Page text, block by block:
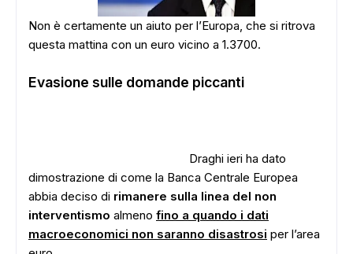
Non è certamente un aiuto per l’Europa, che si ritrova
questa mattina con un euro vicino a 1.3700.
Evasione sulle domande piccanti
Draghi ieri ha dato
dimostrazione di come la Banca Centrale Europea
abbia deciso di rimanere sulla linea del non
interventismo almeno fino a quando i dati
macroeconomici non saranno disastrosi per l’area